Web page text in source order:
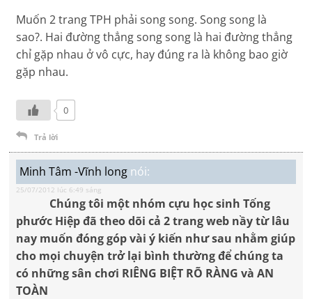
Muốn 2 trang TPH phải song song. Song song là
sao?. Hai đường thẳng song song là hai đường thẳng
chỉ gặp nhau ở vô cực, hay đúng ra là không bao giờ
gặp nhau.
0
Trả lời
Minh Tâm -Vĩnh long nói:
25/07/2012 lúc 6:49 sáng
Chúng tôi một nhóm cựu học sinh Tống
phước Hiệp đã theo dõi cả 2 trang web nầy từ lâu
nay muốn đóng góp vài ý kiến như sau nhằm giúp
cho mọi chuyện trở lại bình thường để chúng ta
có những sân chơi RIÊNG BIỆT RÕ RÀNG và AN
TOÀN